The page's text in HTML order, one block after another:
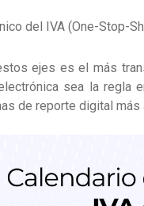
del IVA (One-Stop-
ejes es el más
sea la regla
de reporte digital